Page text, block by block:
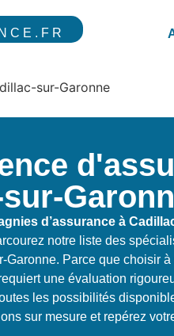
sur-Garonne
d’assurance à
notre liste des
Garonne. Parce que choisir à
une évaluation
les possibilités
sur mesure et repérez